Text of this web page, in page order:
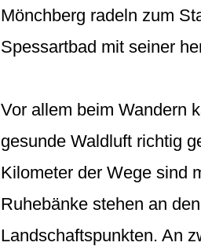
Mönchberg radeln zum
Spessartbad mit seiner
Vor allem beim Wandern
gesunde Waldluft richtig
Kilometer der Wege sind
Ruhebänke stehen an
Landschaftspunkten. An